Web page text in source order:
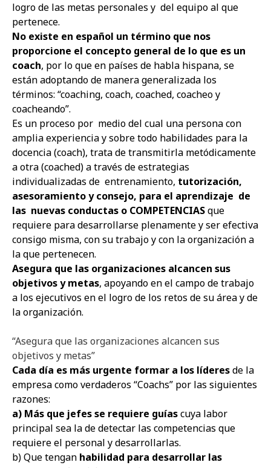
logro de las metas personales y del equipo al que
pertenece.
No existe en español un término que nos
proporcione el concepto general de lo que es un
coach, por lo que en países de habla hispana, se
están adoptando de manera generalizada los
términos: “coaching, coach, coached, coacheo y
coacheando”.
Es un proceso por medio del cual una persona con
amplia experiencia y sobre todo habilidades para la
docencia (coach), trata de transmitirla metódicamente
a otra (coached) a través de estrategias
individualizadas de entrenamiento, tutorización,
asesoramiento y consejo, para el aprendizaje de
las nuevas conductas o COMPETENCIASque
requiere para desarrollarse plenamente y ser efectiva
consigo misma, con su trabajo y con la organización a
la que pertenecen.
Asegura que las organizaciones alcancen sus
objetivos y metas, apoyando en el campo de trabajo
a los ejecutivos en el logro de los retos de su área y de
la organización.
“Asegura que las organizaciones alcancen sus
objetivos y metas”
Cada día es más urgente formar a los líderesde la
empresa como verdaderos “Coachs” por las siguientes
razones:
a) Más que jefes se requiere guíascuya labor
principal sea la de detectar las competencias que
requiere el personal y desarrollarlas.
b) Que tengan habilidad para desarrollar las